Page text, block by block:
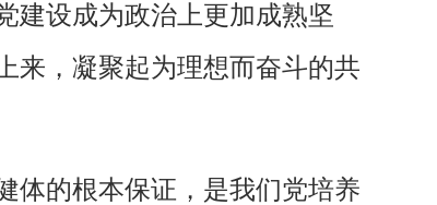
建设成为政治上更加成熟坚
来，凝聚起为理想而奋斗的共
体的根本保证，是我们党培养